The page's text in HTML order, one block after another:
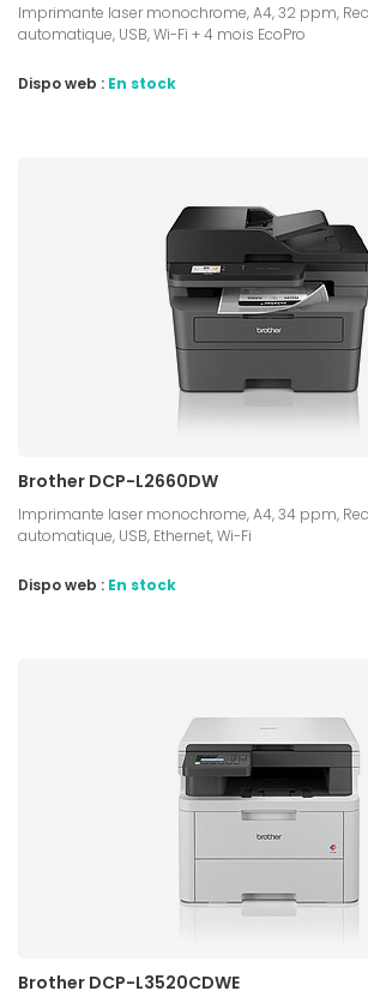
Imprimante laser monochrome, A4, 32 ppm,
automatique, USB, Wi-Fi + 4 mois EcoPro
Dispo web : En stock
Brother DCP-L2660DW
Imprimante laser monochrome, A4, 34 ppm,
automatique, USB, Ethernet, Wi-Fi
Dispo web : En stock
Brother DCP-L3520CDWE